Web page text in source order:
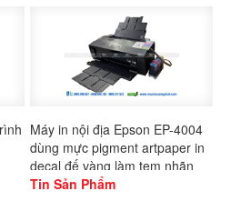
Máy in nội địa Epson EP-4004
dùng mực pigment artpaper in
decal đế vàng làm tem nhãn
Tin Sản Phẩm